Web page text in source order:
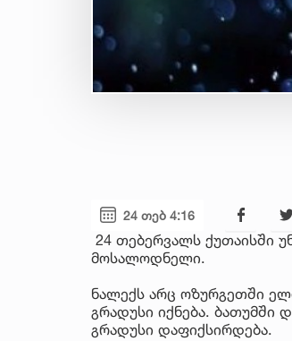
24 თებ 4:16
24 თებერვალს ქუთაისში
მოსალოდნელი.
ნალექს არც ოზურგეთში
გრადუსი იქნება. ბათუმში
გრადუსი დაფიქსირდება.